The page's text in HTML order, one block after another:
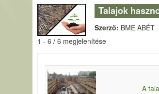
Talajok
Szerző: BME ABÉT
1 - 6 / 6 megjelenítése
A